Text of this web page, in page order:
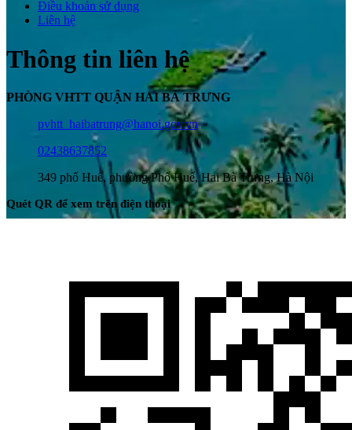
Điều khoản sử dụng
Liên hệ
Thông tin liên hệ
PHÒNG VHTT QUẬN HAI BÀ TRƯNG
pvhtt_haibatrung@hanoi.gov.vn
02438637852
349 phố Huế, phường Phố Huế, Hai Bà Trưng, Hà Nội
Quét QR để xem trên điện thoại